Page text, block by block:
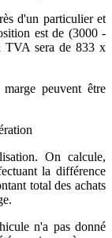
d'un particulier et
est de (3000 -
TVA sera de 833 x
peuvent être
On calcule,
la différence
total des achats
n'a pas donné